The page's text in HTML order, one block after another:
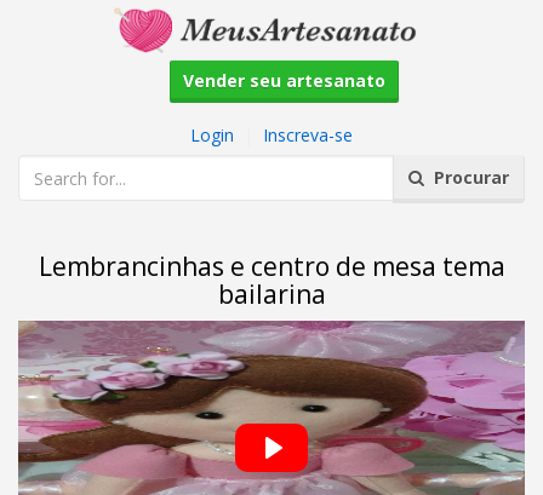
Vender seu artesanato
Login
Inscreva-se
Procurar
Lembrancinhas e centro de mesa tema
bailarina